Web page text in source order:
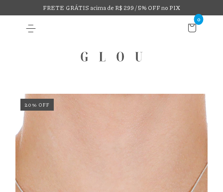
FRETE GRÁTIS acima de R$ 299 / 5% OFF no PIX
0
20 % OFF